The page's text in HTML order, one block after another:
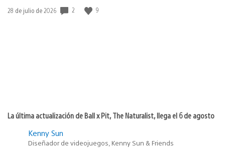
Fecha
28 de julio de 2026 2 9
La última actualización de Ball x Pit, The Naturalist, llega el 6 de agosto
Kenny Sun
Diseñador de videojuegos, Kenny Sun & Friends